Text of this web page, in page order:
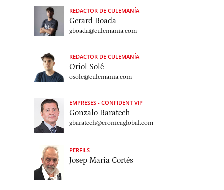
REDACTOR DE CULEMANÍA
Gerard Boada
gboada@culemania.com
REDACTOR DE CULEMANÍA
Oriol Solé
osole@culemania.com
EMPRESES - CONFIDENT VIP
Gonzalo Baratech
gbaratech@cronicaglobal.com
PERFILS
Josep Maria Cortés